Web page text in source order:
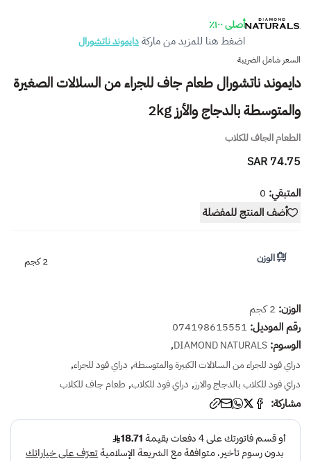
أصلى ١٠٠٪
اضغط هنا للمزيد من ماركةدايموند ناتشورال
السعر شامل الضريبة
دايموند ناتشورال طعام جاف للجراء من السلالات الصغيرة
والمتوسطة بالدجاج والأرز 2kg
الطعام الجاف للكلاب
74.75 SAR
المتبقي: 0
أضف المنتج للمفضلة
الوزن 2 كجم
الوزن: 2 كجم
رقم الموديل: 074198615551
الوسوم: DIAMOND NATURALS
,
دراي فود للجراء من السلالات الكبيرة والمتوسطة, دراي فود للجراء,
دراي فود للكلاب بالدجاج والارز, دراي فود للكلاب, طعام جاف للكلاب
مشاركة: